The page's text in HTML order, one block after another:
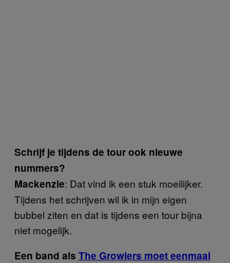
Schrijf je tijdens de tour ook nieuwe
nummers?
Mackenzie: Dat vind ik een stuk moeilijker.
Tijdens het schrijven wil ik in mijn eigen
bubbel ziten en dat is tijdens een tour bijna
niet mogelijk.
Een band als The Growlers moet eenmaal